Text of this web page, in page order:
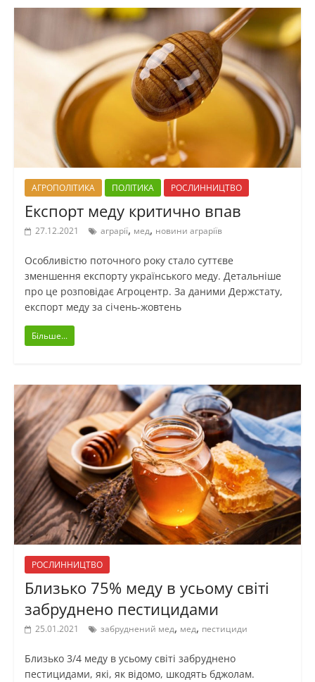
АГРОПОЛІТИКА ПОЛІТИКА РОСЛИННИЦТВО
Експорт меду критично впав
27.12.2021 аграрії, мед, новини аграріїв
Особливістю поточного року стало суттєве
зменшення експорту українського меду. Детальніше
про це розповідає Агроцентр. За даними Держстату,
експорт меду за січень-жовтень
Більше...
РОСЛИННИЦТВО
Близько 75% меду в усьому світі
забруднено пестицидами
25.01.2021 забруднений мед, мед, пестициди
Близько 3/4 меду в усьому світі забруднено
пестицидами, які, як відомо, шкодять бджолам.